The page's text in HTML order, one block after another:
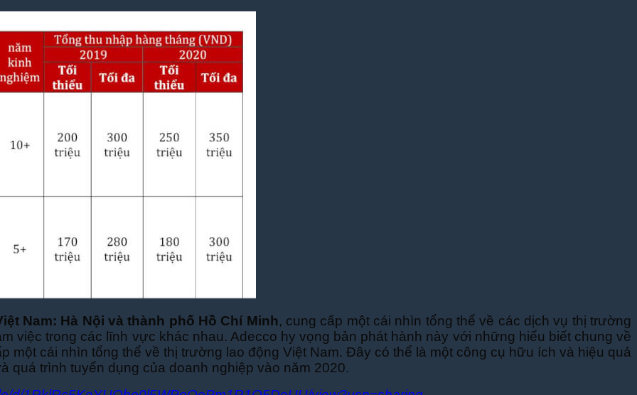
Nam: Hà Nội và thành phố Hồ Chí Minh, cung cấp một cái nhìn tổng thể về các dịch vụ thị trường
việc trong các lĩnh vực khác nhau. Adecco hy vọng bản phát hành này với những hiểu biết chung về
một cái nhìn tổng thể về thị trường lao động Việt Nam. Đây có thể là một công cụ hữu ích và hiệu quả
quá trình tuyển dụng của doanh nghiệp vào năm 2020.